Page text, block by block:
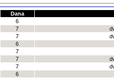
Dana
6
7
7
6
7
7
7
6